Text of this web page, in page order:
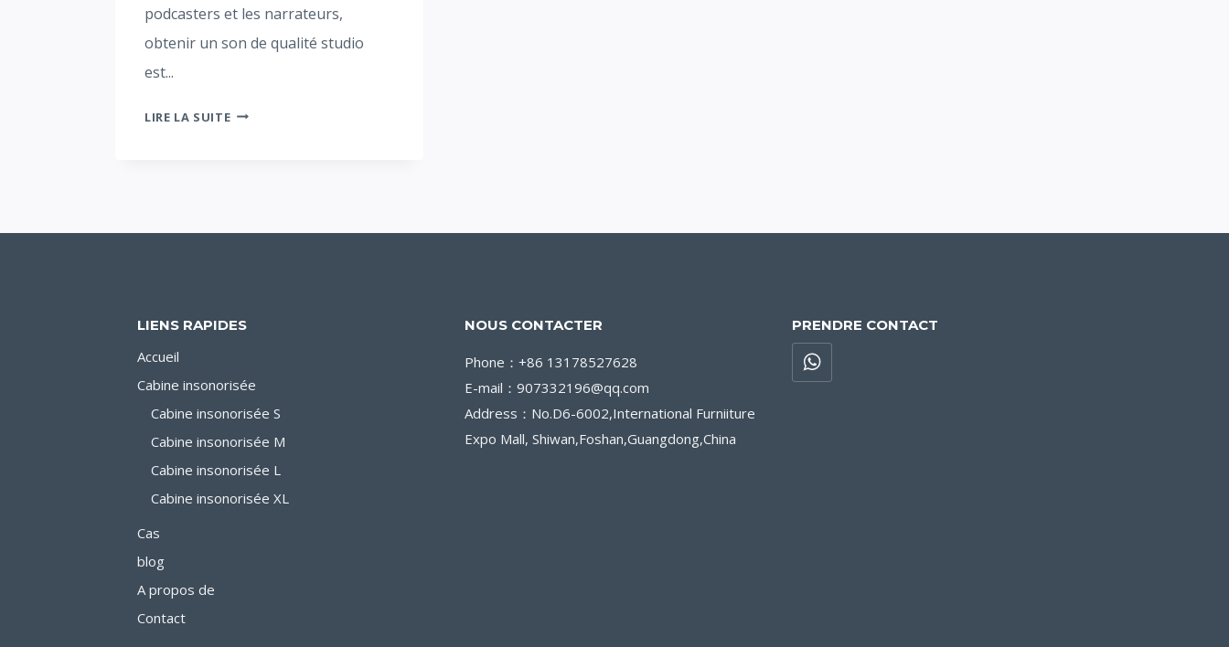
podcasters et les narrateurs,
obtenir un son de qualité studio
est...
LIRE LA SUITECABINE
LIENS RAPIDES
Accueil
Cabine insonorisée
Cabine insonorisée S
Cabine insonorisée M
Cabine insonorisée L
Cabine insonorisée XL
Cas
blog
A propos de
Contact
NOUS CONTACTER
Phone：+86 13178527628
E-mail：907332196@qq.com
Address：No.D6-6002,International Furniiture
Expo Mall, Shiwan,Foshan,Guangdong,China
PRENDRE CONTACT